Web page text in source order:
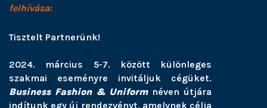
felhívása:
Tisztelt Partnerünk!
2024. március 5-7. között különleges
szakmai eseményre invitáljuk cégüket.
Business Fashion & Uniformnéven útjára
indítunk egy új rendezvényt, amelynek célja